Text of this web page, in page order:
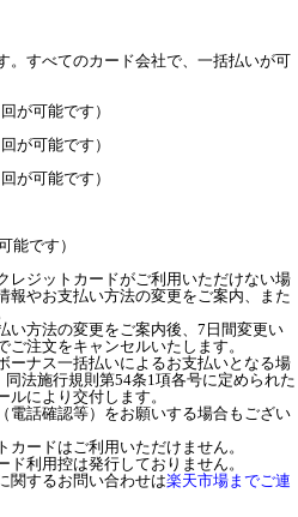
。すべてのカード会社で、一括払いが可
が可能です）
が可能です）
が可能です）
能です）
レジットカードがご利用いただけない場
報やお支払い方法の変更をご案内、また
い方法の変更をご案内後、7日間変更い
注文をキャンセルいたします。
ーナス一括払いによるお支払いとなる場
法施行規則第54条1項各号に定められた
により交付します。
話確認等）をお願いする場合もござい
ードはご利用いただけません。
利用控は発行しておりません。
関するお問い合わせは楽天市場までご連